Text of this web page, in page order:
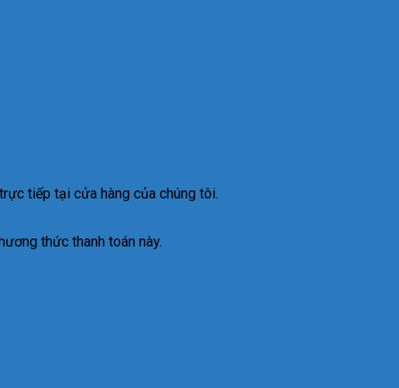
tiếp tại cửa hàng của chúng tôi.
thức thanh toán này.